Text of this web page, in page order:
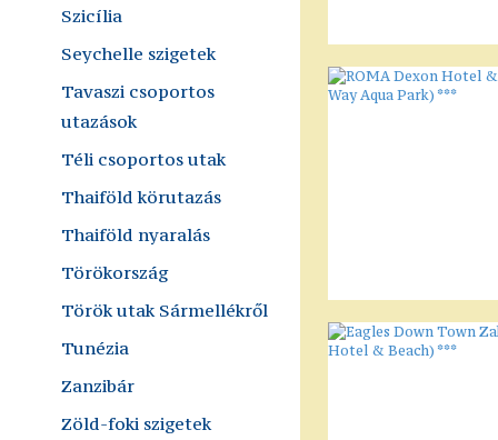
Szicília
Seychelle szigetek
Tavaszi csoportos
utazások
Téli csoportos utak
Thaiföld körutazás
Thaiföld nyaralás
Törökország
Török utak Sármellékről
Tunézia
Zanzibár
Zöld-foki szigetek